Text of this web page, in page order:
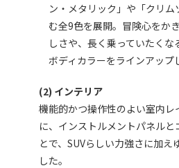
ン・メタリック」や「クリ
む全9色を展開。冒険心をか
しさや、長く乗っていたく
ボディカラーをラインアップ
(2) インテリア
機能的かつ操作性のよい室内
に、インストルメントパネル
とで、SUVらしい力強さに加え
した。